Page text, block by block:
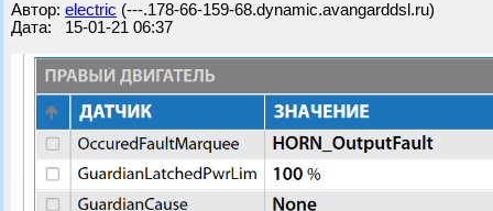
Автор: electric (---.178-66-159-68.dynamic.avangarddsl.ru)
Дата: 15-01-21 06:37